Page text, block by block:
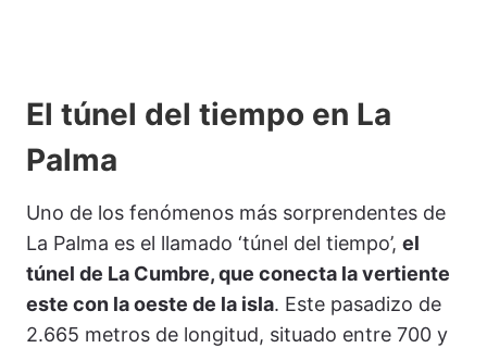
El túnel del tiempo en La
Palma
Uno de los fenómenos más sorprendentes de
La Palma es el llamado ‘túnel del tiempo’, el
túnel de La Cumbre, que conecta la vertiente
este con la oeste de la isla. Este pasadizo de
2.665 metros de longitud, situado entre 700 y